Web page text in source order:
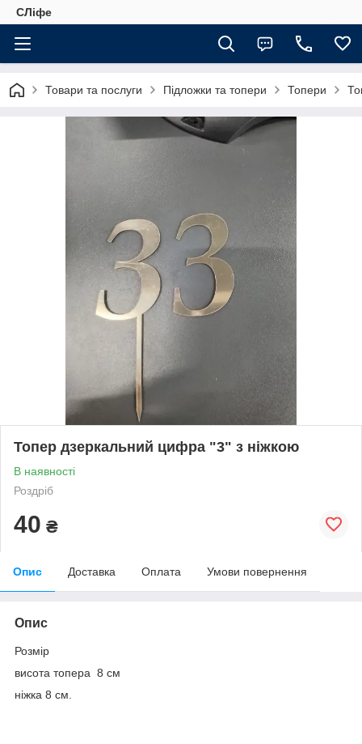
СЛіфе
Товари та послуги Підложки та топери Топери
Топер дзеркальний цифра "3" з ніжкою
В наявності
Роздріб
40 ₴
Опис Доставка Оплата Умови повернення
Опис
Розмір
висота топера 8 см
ніжка 8 см.